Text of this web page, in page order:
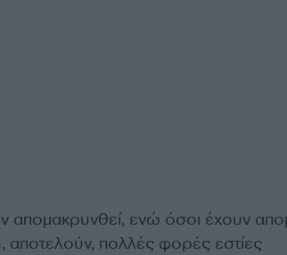
απομακρυνθεί, ενώ όσοι έχουν
αποτελούν, πολλές φορές εστίες